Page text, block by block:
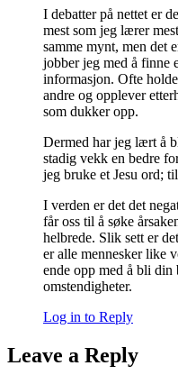
I debatter på nettet er
mest som jeg lærer
samme mynt, men det
jobber jeg med å finne
informasjon. Ofte
andre og opplever
som dukker opp.
Dermed har jeg lært å
stadig vekk en bedre
jeg bruke et Jesu ord;
I verden er det det
får oss til å søke
helbrede. Slik sett er
er alle mennesker like
ende opp med å bli din
omstendigheter.
Log in to Reply
Leave a Reply